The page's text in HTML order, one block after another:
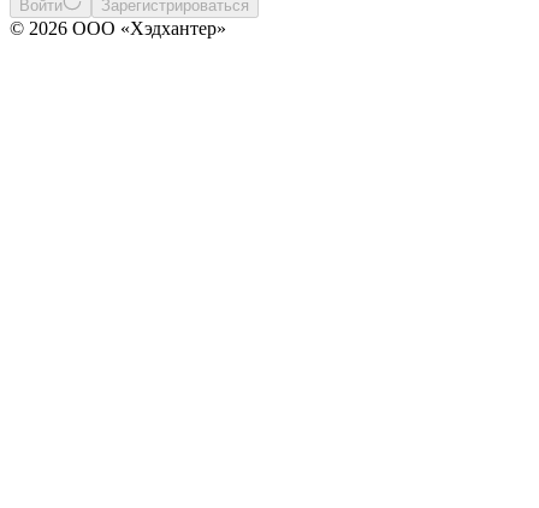
Войти Зарегистрироваться
© 2026 ООО «Хэдхантер»